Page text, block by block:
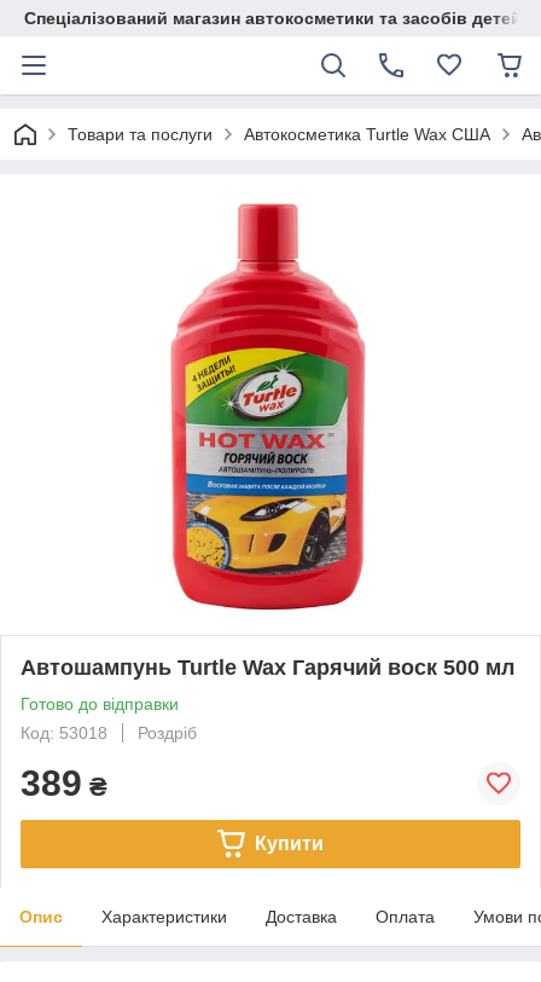
Спеціалізований магазин автокосметики та засобів
Товари та послуги Автокосметика Turtle Wax США
Автошампунь Turtle Wax Гарячий воск 500 мл
Готово до відправки
Код: 53018
Роздріб
389 ₴
Купити
Опис Характеристики Доставка Оплата Умови